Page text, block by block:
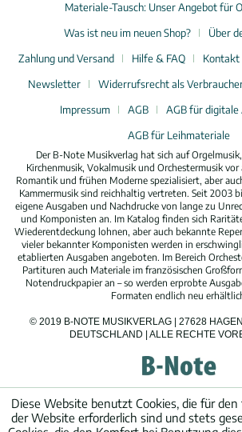
Materiale-Tausch: Unser Angebot für
Was ist neu im neuen Shop?
Über
Zahlung und Versand
Hilfe & FAQ Kontakt
Newsletter
Widerrufsrecht als
Impressum
AGB
AGB für digitale
AGB für Leihmateriale
Der B-Note Musikverlag hat sich auf
Kirchenmusik, Vokalmusik und Orchestermusik
Romantik und frühen Moderne spezialisiert, aber
Kammermusik sind reichhaltig vertreten. Seit 2003
eigene Ausgaben und Nachdrucke von lange zu
und Komponisten an. Im Katalog finden sich
Wiederentdeckung lohnen, aber auch bekannte
vieler bekannter Komponisten werden in
etablierten Ausgaben angeboten. Im Bereich
Partituren auch Materiale im französischen
Notendruckpapier an – so werden erprobte
Formaten endlich neu
© 2019 B-NOTE MUSIKVERLAG | 27628
DEUTSCHLAND | ALLE RECHTE
Diese Website benutzt Cookies, die für
der Website erforderlich sind und stets